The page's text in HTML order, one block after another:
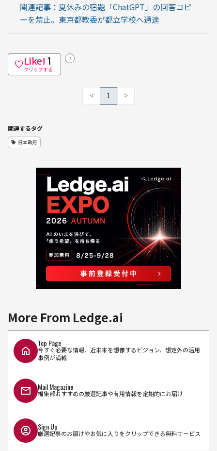
関連記事：夏休みの宿題「ChatGPT」の回答コピ
ーを禁止。東京都教委が都立学校へ通達
Like! 1
クリップする
？
< 1 >
関連するタグ
日本政府
More From Ledge.ai
Top Page
今すぐ必要な情報、近未来を想像するビジョン、想定外の活用
事例が満載
Mail Magazine
編集部おすすめの厳選記事や有用情報を定期的にお届け
Sign Up
厳選記事のお届けやお気に入りをクリップできる無料サービス